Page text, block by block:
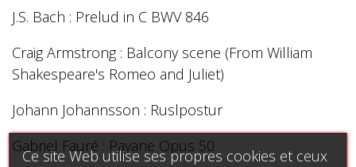
J.S. Bach : Prelud in C BWV 846
Craig Armstrong : Balcony scene (From William
Shakespeare's Romeo and Juliet)
Johann Johannsson : Ruslpostur
Gabriel Fauré : Pavane Opus 50
Ce site Web utilise ses propres cookies et ceux